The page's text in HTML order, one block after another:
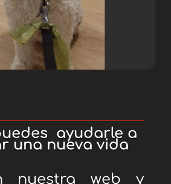
ayudarle a
una nueva vida
nuestra web y